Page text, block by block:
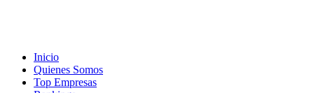
Inicio
Quienes Somos
Top Empresas